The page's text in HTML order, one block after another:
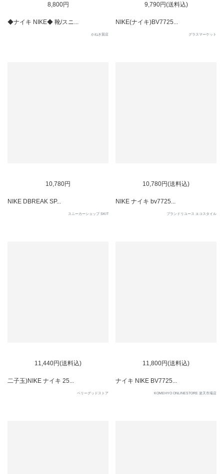
8,800円
◆ナイキ NIKE◆ 靴/スニ...
かねき質店
9,790円(送料込)
NIKE(ナイキ)BV7725...
グラスマーケット
10,780円
NIKE DBREAK SP...
スニーカーショップ SKIT
10,780円(送料込)
NIKE ナイキ bv7725...
ブランドリユース エコスタイル
11,440円(送料込)
二子玉)NIKE ナイキ 25...
ベリーグッドストア
11,800円(送料込)
ナイキ NIKE BV7725...
KOMEHYO ONLINESTORE 楽天市場店